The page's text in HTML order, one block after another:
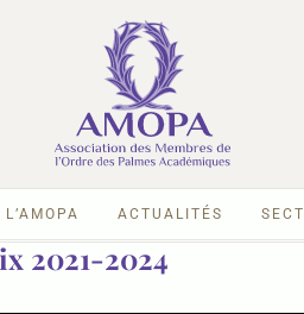
L’AMOPA ACTUALITÉS
2021-2024